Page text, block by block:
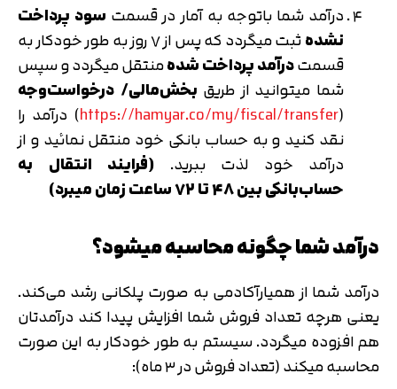
درآمد شما باتوجه به آمار در قسمت سود پرداخت
نشده
ثبت میگردد که پس از ۷ روز به طور خودکار به
قسمتدرآمد پرداخت شدهمنتقل میگردد و سپس
شما میتوانید از طریق بخش‌مالی/ درخواست‌وجه
(
https://hamyar.co/my/fiscal/transfer) درآمد را
نقد کنید و به حساب بانکی خود منتقل نمائید و از
درآمد خود لذت ببرید. (فرایند انتقال به
حساب‌بانکی بین ۴۸ تا ۷۲ ساعت زمان میبرد)
درآمد شما چگونه محاسبه میشود؟
درآمد شما از همیارآکادمی به صورت پلکانی رشد می‌کند.
یعنی هرچه تعداد فروش شما افزایش پیدا کند درآمدتان
هم افزوده میگردد. سیستم به طور خودکار به این صورت
محاسبه میکند (تعداد فروش در ۳ ماه):